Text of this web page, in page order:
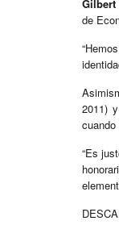
Gilbert
de
2011)
cuando
“Es